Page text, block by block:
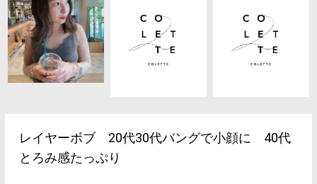
レイヤーボブ 20代30代バングで小顔に 40代
とろみ感たっぷり